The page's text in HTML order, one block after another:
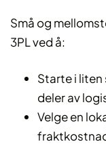
Små og
3PL ved å:
Starte i liten
deler av
Velge en